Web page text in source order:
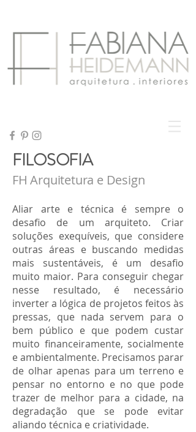
FILOSOFIA
FH Arquitetura e Design
Aliar arte e técnica é sempre o
desafio de um arquiteto. Criar
soluções exequíveis, que considere
outras áreas e buscando medidas
mais sustentáveis, é um desafio
muito maior. Para conseguir chegar
nesse resultado, é necessário
inverter a lógica de projetos feitos às
pressas, que nada servem para o
bem público e que podem custar
muito financeiramente, socialmente
e ambientalmente. Precisamos parar
de olhar apenas para um terreno e
pensar no entorno e no que pode
trazer de melhor para a cidade, na
degradação que se pode evitar
aliando técnica e criatividade.